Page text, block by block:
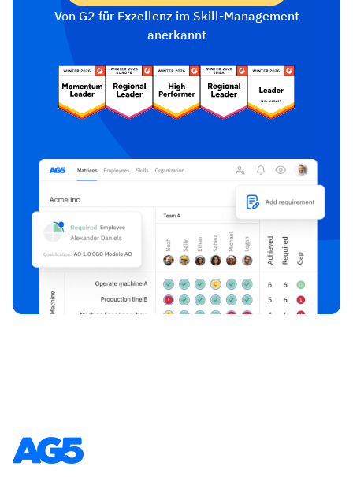
Von G2 für Exzellenz im Skill-Management
anerkannt